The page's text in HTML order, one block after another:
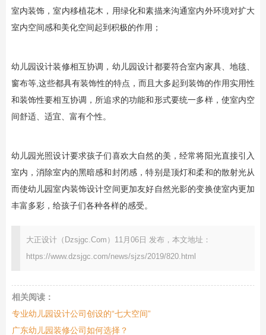
室内装饰，室内移植花木，用绿化和素描来沟通室内外环境对扩大
室内空间感和美化空间起到积极的作用；
幼儿园设计装修相互协调，幼儿园设计都要符合室内家具、地毯、
窗布等,这些都具有装饰性的特点，而且大多起到装饰的作用实用性
和装饰性要相互协调，所追求的功能和形式要统一多样，使室内空
间舒适、适宜、富有个性。
幼儿园光照设计要求孩子们喜欢大自然的美，经常将阳光直接引入
室内，消除室内的黑暗感和封闭感，特别是顶灯和柔和的散射光从
而使幼儿园室内装饰设计空间更加友好自然光影的变换使室内更加
丰富多彩，给孩子们各种各样的感受。
大正设计（Dzsjgc.Com）11月06日 发布，本文地址：
https://www.dzsjgc.com/news/sjzs/2019/820.html
相关阅读：
专业幼儿园设计公司创设的“七大空间”
广东幼儿园装修公司如何选择？